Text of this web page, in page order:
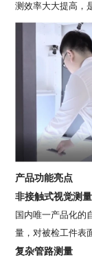
测效率大大提高，
产品功能亮点
非接触式视觉测量
国内唯一产品化的
量，对被检工件表
复杂管路测量